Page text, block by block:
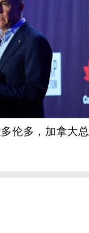
伦多，加拿大